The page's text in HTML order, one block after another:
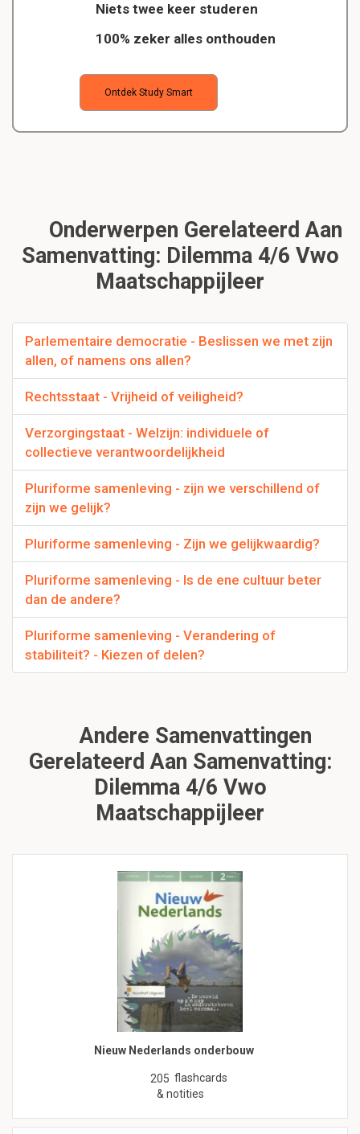
Niets twee keer studeren
100% zeker alles onthouden
Ontdek Study Smart
Onderwerpen Gerelateerd Aan
Samenvatting: Dilemma 4/6 Vwo
Maatschappijleer
Parlementaire democratie - Beslissen we met zijn
allen, of namens ons allen?
Rechtsstaat - Vrijheid of veiligheid?
Verzorgingstaat - Welzijn: individuele of
collectieve verantwoordelijkheid
Pluriforme samenleving - zijn we verschillend of
zijn we gelijk?
Pluriforme samenleving - Zijn we gelijkwaardig?
Pluriforme samenleving - Is de ene cultuur beter
dan de andere?
Pluriforme samenleving - Verandering of
stabiliteit? - Kiezen of delen?
Andere Samenvattingen
Gerelateerd Aan Samenvatting:
Dilemma 4/6 Vwo
Maatschappijleer
Nieuw Nederlands onderbouw
205 flashcards
& notities